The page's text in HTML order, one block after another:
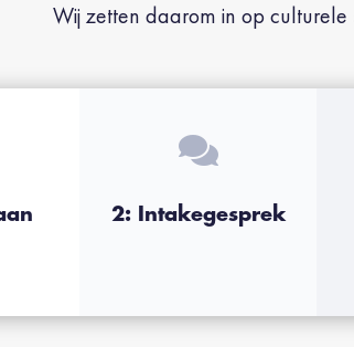
Wij zetten daarom in op

2: Intakegesprek